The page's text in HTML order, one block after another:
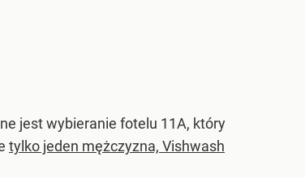
jest wybieranie fotelu 11A, który
tylko jeden mężczyzna, Vishwash